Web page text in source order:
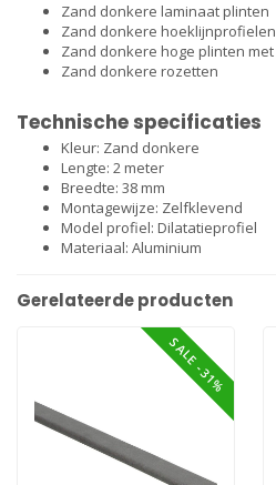
Zand donkere laminaat plinten
Zand donkere hoeklijnprofielen
Zand donkere hoge plinten
Zand donkere rozetten
Technische specificaties
Kleur: Zand donkere
Lengte: 2 meter
Breedte: 38 mm
Montagewijze: Zelfklevend
Model profiel: Dilatatieprofiel
Materiaal: Aluminium
Gerelateerde producten
SALE -31%